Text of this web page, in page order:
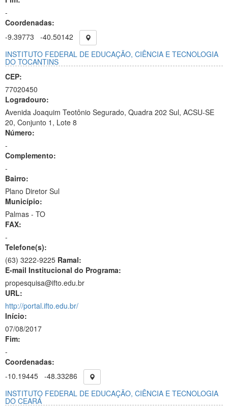
-
Coordenadas:
-9.39773
-40.50142
INSTITUTO FEDERAL DE EDUCAÇÃO, CIÊNCIA E TECNOLOGIA
DO TOCANTINS
CEP:
77020450
Logradouro:
Avenida Joaquim Teotônio Segurado, Quadra 202 Sul, ACSU-SE
20, Conjunto 1, Lote 8
Número:
-
Complemento:
-
Bairro:
Plano Diretor Sul
Município:
Palmas - TO
FAX:
-
Telefone(s):
(63) 3222-9225 Ramal:
E-mail Institucional do Programa:
propesquisa@ifto.edu.br
URL:
http://portal.ifto.edu.br/
Início:
07/08/2017
Fim:
-
Coordenadas:
-10.19445 -48.33286
INSTITUTO FEDERAL DE EDUCAÇÃO, CIÊNCIA E TECNOLOGIA
DO CEARÁ